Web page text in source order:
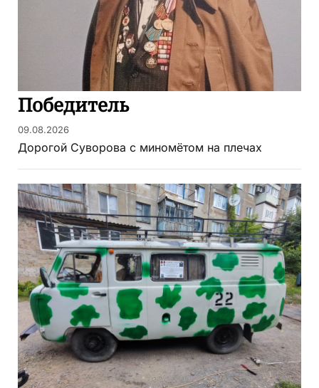
Победитель
09.08.2026
Дорогой Суворова с миномётом на плечах